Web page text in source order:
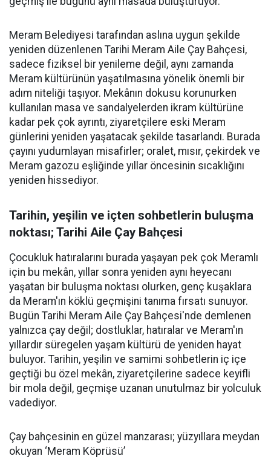
Meram Belediyesi tarafından aslına uygun şekilde
yeniden düzenlenen Tarihi Meram Aile Çay Bahçesi,
sadece fiziksel bir yenileme değil, aynı zamanda
Meram kültürünün yaşatılmasına yönelik önemli bir
adım niteliği taşıyor. Mekânın dokusu korunurken
kullanılan masa ve sandalyelerden ikram kültürüne
kadar pek çok ayrıntı, ziyaretçilere eski Meram
günlerini yeniden yaşatacak şekilde tasarlandı. Burada
çayını yudumlayan misafirler; oralet, mısır, çekirdek ve
Meram gazozu eşliğinde yıllar öncesinin sıcaklığını
yeniden hissediyor.
Tarihin, yeşilin ve içten sohbetlerin buluşma
noktası; Tarihi Aile Çay Bahçesi
Çocukluk hatıralarını burada yaşayan pek çok Meramlı
için bu mekân, yıllar sonra yeniden aynı heyecanı
yaşatan bir buluşma noktası olurken, genç kuşaklara
da Meram'ın köklü geçmişini tanıma fırsatı sunuyor.
Bugün Tarihi Meram Aile Çay Bahçesi'nde demlenen
yalnızca çay değil; dostluklar, hatıralar ve Meram'ın
yıllardır süregelen yaşam kültürü de yeniden hayat
buluyor. Tarihin, yeşilin ve samimi sohbetlerin iç içe
geçtiği bu özel mekân, ziyaretçilerine sadece keyifli
bir mola değil, geçmişe uzanan unutulmaz bir yolculuk
vadediyor.
Çay bahçesinin en güzel manzarası; yüzyıllara meydan
okuyan ‘Meram Köprüsü’